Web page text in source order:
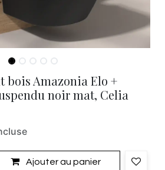
bois Amazonia Elo +
noir mat, Celia
Ajouter au panier